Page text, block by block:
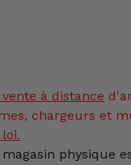
à distance
chargeurs et
physique